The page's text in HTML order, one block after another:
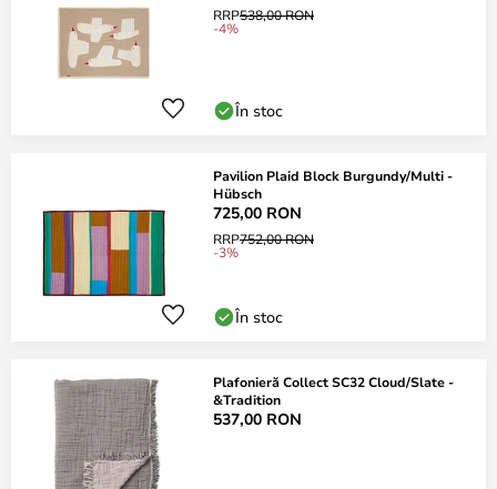
RRP538,00 RON
-4%
În stoc
Pavilion Plaid Block Burgundy/Multi -
Hübsch
725,00 RON
RRP752,00 RON
-3%
În stoc
Plafonieră Collect SC32 Cloud/Slate -
&Tradition
537,00 RON